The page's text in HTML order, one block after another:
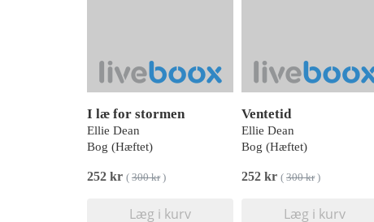
I læ for stormen
Ellie Dean
Bog (Hæftet)
252 kr ( 300 kr)
Læg i kurv
Ventetid
Ellie Dean
Bog (Hæftet)
252 kr ( 300 kr)
Læg i kurv